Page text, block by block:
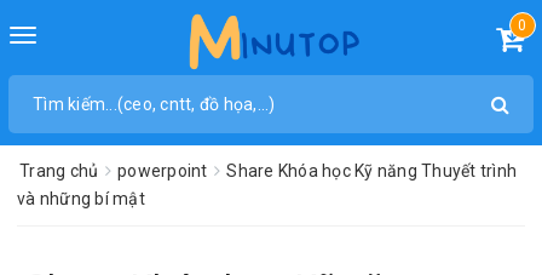
Toggle
0
Trang chủ powerpoint
Share Khóa học Kỹ năng Thuyết trình
và những bí mật